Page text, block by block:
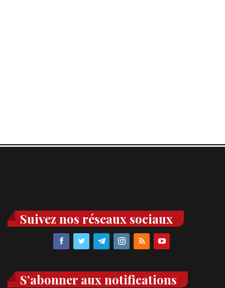
Suivez nos réseaux sociaux
S’abonner aux notifications